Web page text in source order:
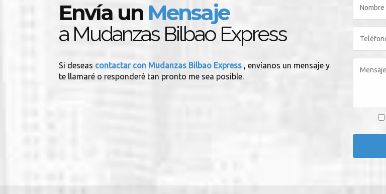
Envía un Mensaje
a Mudanzas Bilbao Express
Si deseas contactar con Mudanzas Bilbao Express , envíanos un mensaje y
te llamaré o responderé tan pronto me sea posible.